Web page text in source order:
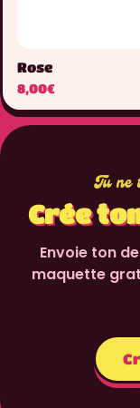
Rose
8,00€
Tu ne
Crée
Envoie ton
maquette